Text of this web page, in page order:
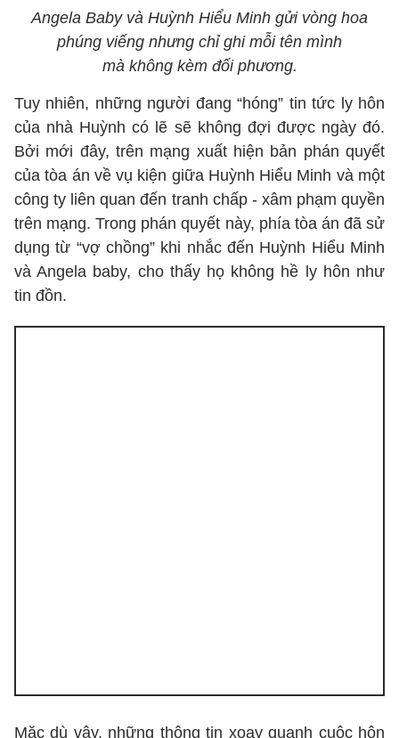
Angela Baby và Huỳnh Hiểu Minh gửi vòng hoa
phúng viếng nhưng chỉ ghi mỗi tên mình
mà không kèm đối phương.
Tuy nhiên, những người đang “hóng” tin tức ly hôn
của nhà Huỳnh có lẽ sẽ không đợi được ngày đó.
Bởi mới đây, trên mạng xuất hiện bản phán quyết
của tòa án về vụ kiện giữa Huỳnh Hiểu Minh và một
công ty liên quan đến tranh chấp - xâm phạm quyền
trên mạng. Trong phán quyết này, phía tòa án đã sử
dụng từ “vợ chồng” khi nhắc đến Huỳnh Hiểu Minh
và Angela baby, cho thấy họ không hề ly hôn như
tin đồn.
Mặc dù vậy, những thông tin xoay quanh cuộc hôn